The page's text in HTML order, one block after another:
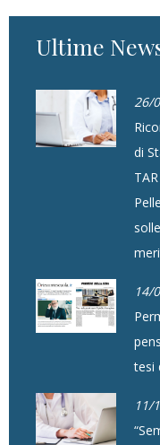
Ultime
26/
di
14/
tesi
11/